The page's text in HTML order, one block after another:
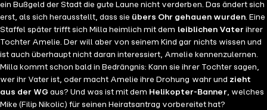
ein Bußgeld der Stadt die gute Laune nicht verderben. Das ändert sich
erst, als sich herausstellt, dass sie übers Ohr gehauen wurden. Eine
Staffel später trifft sich Milla heimlich mit dem leiblichen Vaterihrer
Tochter Amelie. Der will aber von seinem Kind gar nichts wissen und
ist auch überhaupt nicht daran interessiert, Amelie kennenzulernen.
Milla kommt schon bald in Bedrängnis: Kann sie ihrer Tochter sagen,
wer ihr Vater ist, oder macht Amelie ihre Drohung wahr und zieht
aus der WG aus? Und was ist mit dem Helikopter-Banner, welches
Mike (Filip Nikolic) für seinen Heiratsantrag vorbereitet hat?